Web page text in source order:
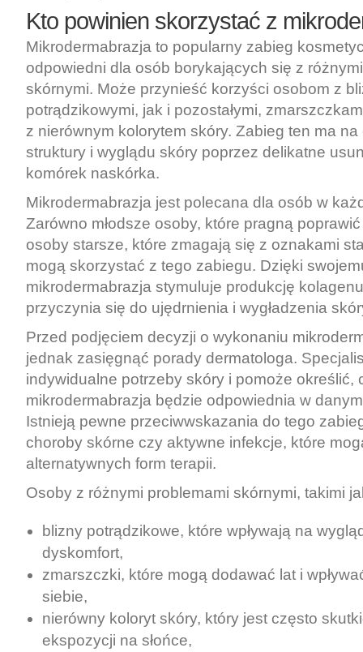
Kto powinien skorzystać z
Mikrodermabrazja to popularny zabieg
odpowiedni dla osób borykających się z
skórnymi. Może przynieść korzyści osobom z
potrądzikowymi, jak i pozostałymi,
z nierównym kolorytem skóry. Zabieg ten ma
struktury i wyglądu skóry poprzez delikatne
komórek naskórka.
Mikrodermabrazja jest polecana dla osób w
Zarówno młodsze osoby, które pragną
osoby starsze, które zmagają się z oznakami
mogą skorzystać z tego zabiegu. Dzięki
mikrodermabrazja stymuluje produkcję
przyczynia się do ujędrnienia i wygładzenia
Przed podjęciem decyzji o wykonaniu
jednak zasięgnąć porady dermatologa.
indywidualne potrzeby skóry i pomoże określić,
mikrodermabrazja będzie odpowiednia w
Istnieją pewne przeciwwskazania do tego
choroby skórne czy aktywne infekcje, które
alternatywnych form terapii.
Osoby z różnymi problemami skórnymi, takimi
blizny potrądzikowe, które wpływają na
dyskomfort,
zmarszczki, które mogą dodawać lat i
siebie,
nierówny koloryt skóry, który jest często
ekspozycji na słońce,